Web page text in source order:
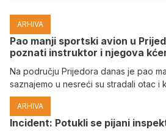
ARHIVA
Pao manji sportski avion u
poznati instruktor i njegova
Na području Prijedora danas je pao
saznajemo u nesreći su stradali otac i
ARHIVA
Incident: Potukli se pijani